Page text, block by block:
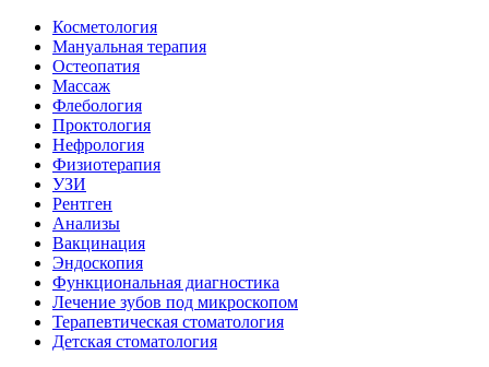
Косметология
Мануальная терапия
Остеопатия
Массаж
Флебология
Проктология
Нефрология
Физиотерапия
УЗИ
Рентген
Анализы
Вакцинация
Эндоскопия
Функциональная диагностика
Лечение зубов под микроскопом
Терапевтическая стоматология
Детская стоматология